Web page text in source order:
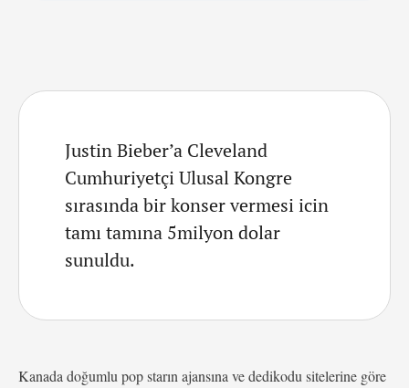
Justin Bieber’a Cleveland
Cumhuriyetçi Ulusal Kongre
sırasında bir konser vermesi icin
tamı tamına 5milyon dolar
sunuldu.
Kanada doğumlu pop starın ajansına ve dedikodu sitelerine göre